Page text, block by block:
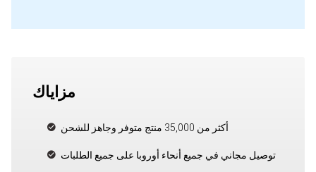
مزاياك
أكثر من 35,000 منتج متوفر وجاهز للشحن
توصيل مجاني في جميع أنحاء أوروبا على جميع الطلبات